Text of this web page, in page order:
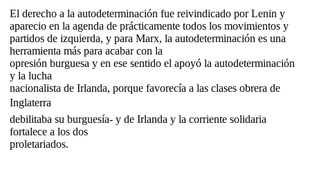
El derecho a la autodeterminación fue reivindicado por Lenin y
aparecio en la agenda de prácticamente todos los movimientos y
partidos de izquierda, y para Marx, la autodeterminación es una
herramienta más para acabar con la
opresión burguesa y en ese sentido el apoyó la autodeterminación
y la lucha
nacionalista de Irlanda, porque favorecía a las clases obrera de
Inglaterra 
debilitaba su burguesía- y de Irlanda y la corriente solidaria
fortalece a los dos
proletariados.